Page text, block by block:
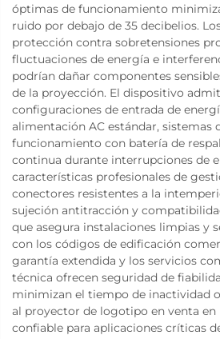
óptimas de funcionamiento
ruido por debajo de 35 decibelios.
protección contra sobretensiones
fluctuaciones de energía e
podrían dañar componentes
de la proyección. El dispositivo
configuraciones de entrada de
alimentación AC estándar, sistemas
funcionamiento con batería de
continua durante interrupciones de
características profesionales de
conectores resistentes a la
sujeción antitracción y
que asegura instalaciones limpias y
con los códigos de edificación
garantía extendida y los servicios
técnica ofrecen seguridad de
minimizan el tiempo de inactividad
al proyector de logotipo en venta en
confiable para aplicaciones críticas